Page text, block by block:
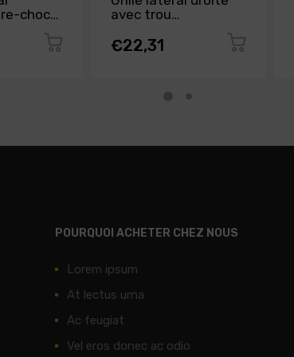
chocs
à
avec trou
antibrouillard pare-
chocs avant pour
SEAT IBIZA de 2008
€22,31
POURQUOI ACHETER CHEZ NOUS
Lorem ipsum
At lectus urna
Ac feugiat
Vel eros donec ac odio